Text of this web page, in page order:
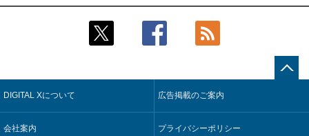
製造業の現場の暗黙知を組織横断で活用するためのナレッジ
管理基盤、LIGHTzが提供
4
近大病院と中外製薬、治験参加者組み入れに電子カルテとAI
鹿島建設、鋼管柱へのコンクリート充填時の異常を検出する
AIを遠隔監視システムに実装
4
製造業の現場の暗黙知を組織横断で活用するためのナレッジ
DIGITAL Xについて 広告掲載のご案内
会社案内 プライバシーポリシー